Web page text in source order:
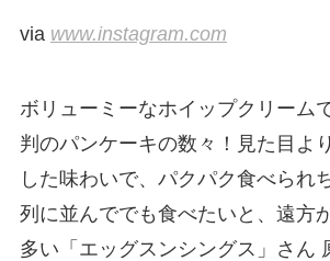
via www.instagram.com
ボリューミーなホイップクリーム
判のパンケーキの数々！見た目よ
した味わいで、パクパク食べられ
列に並んででも食べたいと、遠方
多い「エッグスンシングス」さん